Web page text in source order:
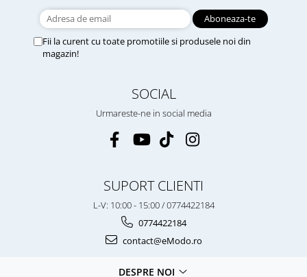
Fii la curent cu toate promotiile si produsele noi din
magazin!
SOCIAL
Urmareste-ne in social media
SUPORT CLIENTI
L-V: 10:00 - 15:00 / 0774422184
0774422184
contact@eModo.ro
DESPRE NOI